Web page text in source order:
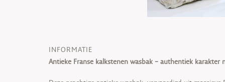
INFORMATIE
Antieke Franse kalkstenen wasbak – authentiek karakter